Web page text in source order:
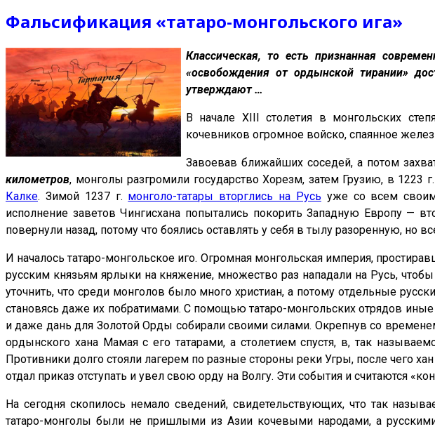
Фальсификация «татаро-монгольского ига»
Классическая, то есть признанная
«освобождения от ордынской тирании»
утверждают …
В начале XIII столетия в монгольских
кочевников огромное войско, спаянное
Завоевав ближайших соседей, а потом
километров, монголы разгромили государство Хорезм, затем Грузию, в
Калке. Зимой 1237 г. монголо-татары вторглись на Русь уже со всем
исполнение заветов Чингисхана попытались покорить Западную Европу —
повернули назад, потому что боялись оставлять у себя в тылу разоренную, но
И началось татаро-монгольское иго. Огромная монгольская империя,
русским князьям ярлыки на княжение, множество раз нападали на Русь,
уточнить, что среди монголов было много христиан, а потому отдельные
становясь даже их побратимами. С помощью татаро-монгольских отрядов
и даже дань для Золотой Орды собирали своими силами. Окрепнув со
ордынского хана Мамая с его татарами, а столетием спустя, в, так
Противники долго стояли лагерем по разные стороны реки Угры, после чего
отдал приказ отступать и увел свою орду на Волгу. Эти события и считаются
На сегодня скопилось немало сведений, свидетельствующих, что так
татаро-монголы были не пришлыми из Азии кочевыми народами, а